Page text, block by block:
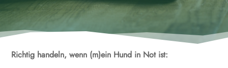
Richtig handeln, wenn (m)ein Hund in Not ist: